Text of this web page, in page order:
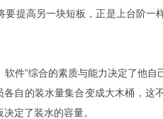
提高另一块短板，正是上台阶一
件”综合的素质与能力决定了他自
自的装水量集合变成大木桶，这
定了装水的容量。